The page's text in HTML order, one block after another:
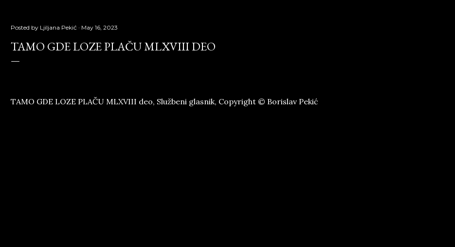
Posted by Ljiljana Pekić May 16, 2023
TAMO GDE LOZE PLAČU MLXVIII DEO
TAMO GDE LOZE PLAČU MLXVIII deo, Službeni glasnik, Copyright © Borislav Pekić